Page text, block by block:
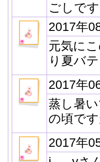
ごしで
2017年
元気に
り夏バ
2017年
蒸し暑
の頃で
2017年